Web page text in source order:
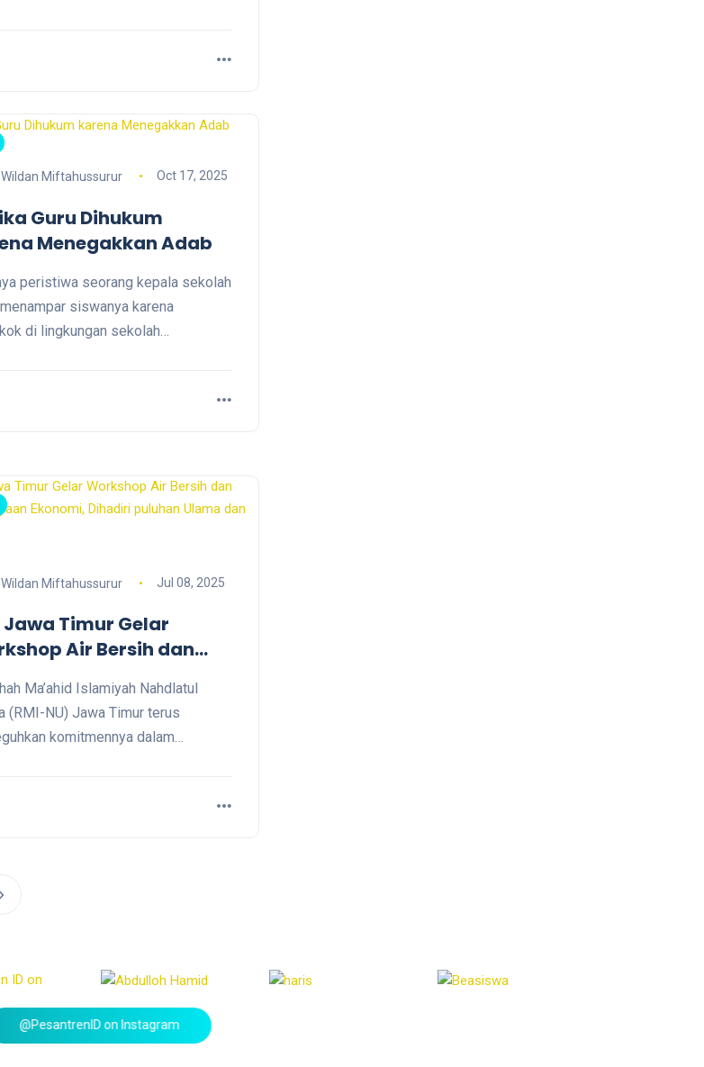
arah. Gelar bertambah,
bagi nilai-nilai yang modernitas
mampu pelihara: ketulusan, adab,
Wildan Miftahussurur Oct 17, 2025
Guru Dihukum
Menegakkan Adab
peristiwa seorang kepala sekolah
siswanya karena
di lingkungan sekolah
publik menghakimi guru. Satu
keras.
Wildan Miftahussurur Jul 08, 2025
Jawa Timur Gelar
Air Bersih dan
puluhan Ulama dan
Ma’ahid Islamiyah Nahdlatul
(RMI-NU) Jawa Timur terus
komitmennya dalam
dan Pemberdayaan Ekonomi
@PesantrenID on Instagram